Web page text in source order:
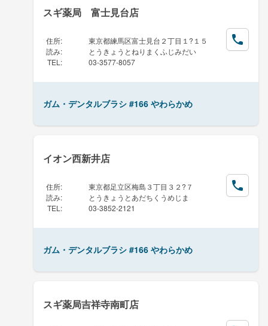
スギ薬局 富士見台店
住所:
東京都練馬区富士見台２丁目１?１５
読み:
とうきょうとねりまくふじみだい
TEL : 03-3577-8057
ガム・デンタルブラシ #166 やわらかめ
イオン西新井店
住所:
東京都足立区梅島３丁目３２?７
読み:
とうきょうとあだちくうめじま
TEL : 03-3852-2121
ガム・デンタルブラシ #166 やわらかめ
スギ薬局吉祥寺南町店